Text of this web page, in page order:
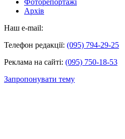
Архів
Наш e-mail:
Телефон редакції: (095) 794-29-25
Реклама на сайті: (095) 750-18-53
Запропонувати тему